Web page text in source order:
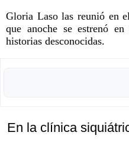
Gloria Laso las reunió en
que anoche se estrenó
historias desconocidas.
En la clínica